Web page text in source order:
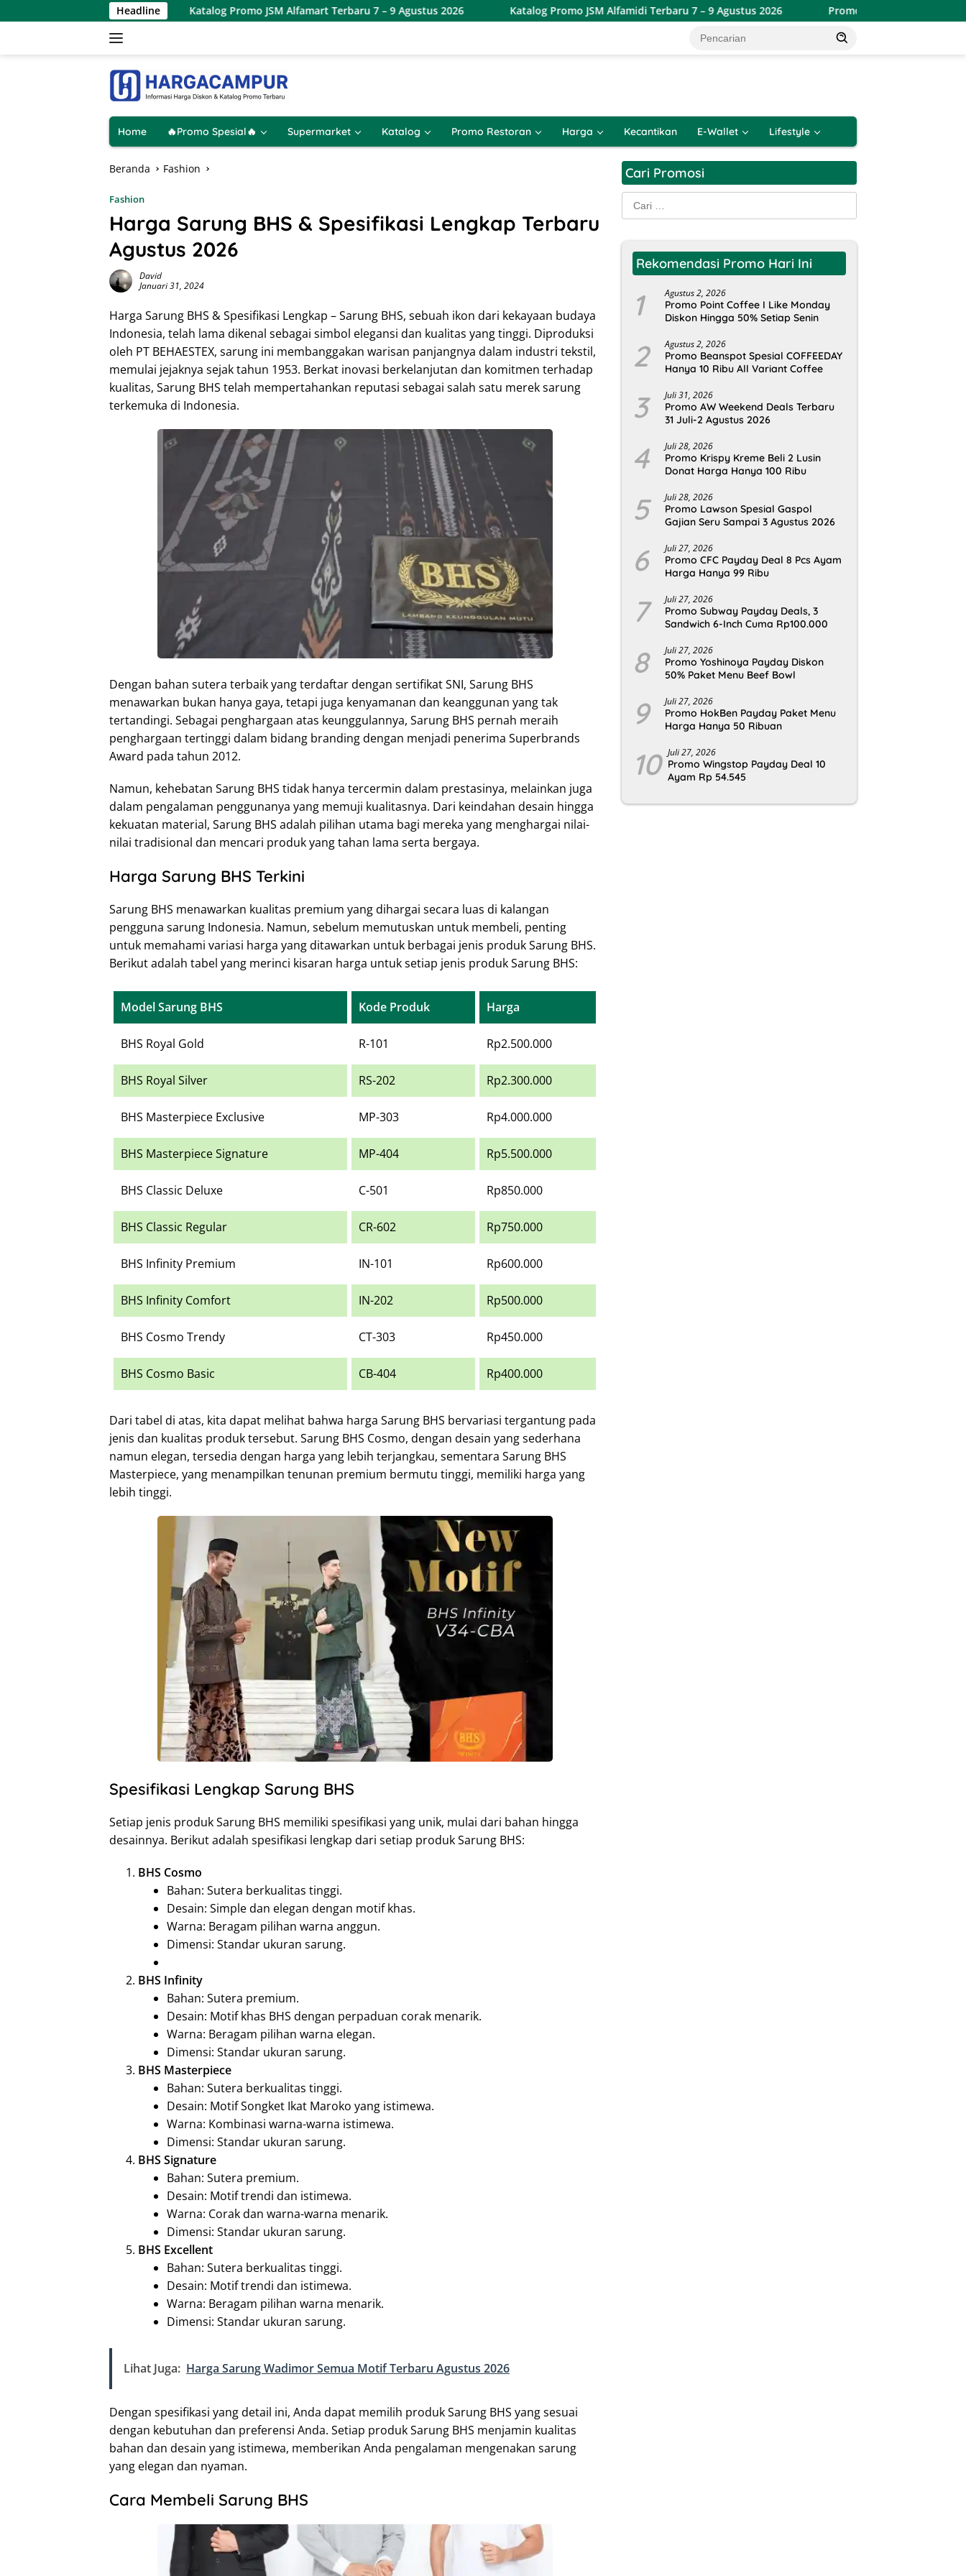
ke
Headline
Katalog Promo JSM Alfamart Terbaru 7 – 9 Agustus 2026 Katalog Promo JSM Alfamidi Terbaru 7 – 9 Agustus 2026 Promo Toserba Yogya Weekend Terbaru
Home 🔥Promo Spesial🔥 Supermarket Katalog Promo Restoran Harga Kecantikan E-Wallet Lifestyle
Beranda Fashion
Fashion
Harga Sarung BHS & Spesifikasi Lengkap Terbaru
Agustus 2026
David
Januari 31, 2024
Harga Sarung BHS & Spesifikasi Lengkap – Sarung BHS, sebuah ikon dari kekayaan budaya
Indonesia, telah lama dikenal sebagai simbol elegansi dan kualitas yang tinggi. Diproduksi
oleh PT BEHAESTEX, sarung ini membanggakan warisan panjangnya dalam industri tekstil,
memulai jejaknya sejak tahun 1953. Berkat inovasi berkelanjutan dan komitmen terhadap
kualitas, Sarung BHS telah mempertahankan reputasi sebagai salah satu merek sarung
terkemuka di Indonesia.
Dengan bahan sutera terbaik yang terdaftar dengan sertifikat SNI, Sarung BHS
menawarkan bukan hanya gaya, tetapi juga kenyamanan dan keanggunan yang tak
tertandingi. Sebagai penghargaan atas keunggulannya, Sarung BHS pernah meraih
penghargaan tertinggi dalam bidang branding dengan menjadi penerima Superbrands
Award pada tahun 2012.
Namun, kehebatan Sarung BHS tidak hanya tercermin dalam prestasinya, melainkan juga
dalam pengalaman penggunanya yang memuji kualitasnya. Dari keindahan desain hingga
kekuatan material, Sarung BHS adalah pilihan utama bagi mereka yang menghargai nilai-
nilai tradisional dan mencari produk yang tahan lama serta bergaya.
Harga Sarung BHS Terkini
Sarung BHS menawarkan kualitas premium yang dihargai secara luas di kalangan
pengguna sarung Indonesia. Namun, sebelum memutuskan untuk membeli, penting
untuk memahami variasi harga yang ditawarkan untuk berbagai jenis produk Sarung BHS.
Berikut adalah tabel yang merinci kisaran harga untuk setiap jenis produk Sarung BHS:
Model Sarung BHS Kode Produk Harga
BHS Royal Gold R-101 Rp2.500.000
BHS Royal Silver RS-202 Rp2.300.000
BHS Masterpiece Exclusive MP-303 Rp4.000.000
BHS Masterpiece Signature MP-404 Rp5.500.000
BHS Classic Deluxe C-501 Rp850.000
BHS Classic Regular CR-602 Rp750.000
BHS Infinity Premium IN-101 Rp600.000
BHS Infinity Comfort IN-202 Rp500.000
BHS Cosmo Trendy CT-303 Rp450.000
BHS Cosmo Basic CB-404 Rp400.000
Dari tabel di atas, kita dapat melihat bahwa harga Sarung BHS bervariasi tergantung pada
jenis dan kualitas produk tersebut. Sarung BHS Cosmo, dengan desain yang sederhana
namun elegan, tersedia dengan harga yang lebih terjangkau, sementara Sarung BHS
Masterpiece, yang menampilkan tenunan premium bermutu tinggi, memiliki harga yang
lebih tinggi.
Spesifikasi Lengkap Sarung BHS
Setiap jenis produk Sarung BHS memiliki spesifikasi yang unik, mulai dari bahan hingga
desainnya. Berikut adalah spesifikasi lengkap dari setiap produk Sarung BHS:
BHS Cosmo
Bahan: Sutera berkualitas tinggi.
Desain: Simple dan elegan dengan motif khas.
Warna: Beragam pilihan warna anggun.
Dimensi: Standar ukuran sarung.
BHS Infinity
Bahan: Sutera premium.
Desain: Motif khas BHS dengan perpaduan corak menarik.
Warna: Beragam pilihan warna elegan.
Dimensi: Standar ukuran sarung.
BHS Masterpiece
Bahan: Sutera berkualitas tinggi.
Desain: Motif Songket Ikat Maroko yang istimewa.
Warna: Kombinasi warna-warna istimewa.
Dimensi: Standar ukuran sarung.
BHS Signature
Bahan: Sutera premium.
Desain: Motif trendi dan istimewa.
Warna: Corak dan warna-warna menarik.
Dimensi: Standar ukuran sarung.
BHS Excellent
Bahan: Sutera berkualitas tinggi.
Desain: Motif trendi dan istimewa.
Warna: Beragam pilihan warna menarik.
Dimensi: Standar ukuran sarung.
Lihat Juga: Harga Sarung Wadimor Semua Motif Terbaru Agustus 2026
Dengan spesifikasi yang detail ini, Anda dapat memilih produk Sarung BHS yang sesuai
dengan kebutuhan dan preferensi Anda. Setiap produk Sarung BHS menjamin kualitas
bahan dan desain yang istimewa, memberikan Anda pengalaman mengenakan sarung
yang elegan dan nyaman.
Cara Membeli Sarung BHS
Cari Promosi
Cari
untuk:
Rekomendasi Promo Hari Ini
1 Agustus 2, 2026
Promo Point Coffee I Like Monday
Diskon Hingga 50% Setiap Senin
2 Agustus 2, 2026
Promo Beanspot Spesial COFFEEDAY
Hanya 10 Ribu All Variant Coffee
3 Juli 31, 2026
Promo AW Weekend Deals Terbaru
31 Juli-2 Agustus 2026
4 Juli 28, 2026
Promo Krispy Kreme Beli 2 Lusin
Donat Harga Hanya 100 Ribu
5 Juli 28, 2026
Promo Lawson Spesial Gaspol
Gajian Seru Sampai 3 Agustus 2026
6 Juli 27, 2026
Promo CFC Payday Deal 8 Pcs Ayam
Harga Hanya 99 Ribu
7 Juli 27, 2026
Promo Subway Payday Deals, 3
Sandwich 6-Inch Cuma Rp100.000
8 Juli 27, 2026
Promo Yoshinoya Payday Diskon
50% Paket Menu Beef Bowl
9 Juli 27, 2026
Promo HokBen Payday Paket Menu
Harga Hanya 50 Ribuan
10 Juli 27, 2026
Promo Wingstop Payday Deal 10
Ayam Rp 54.545